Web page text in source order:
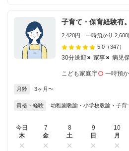
子育て・保育経験有
2,420円 一時預かり 2,600
5.0 （347）
30分送迎 家事 病児
こども家庭庁 一時預か
月齢 3ヶ月〜
資格・経験 幼稚園教諭・小学校教諭・子育
今日
木
7
金
8
土
9
日
10
月